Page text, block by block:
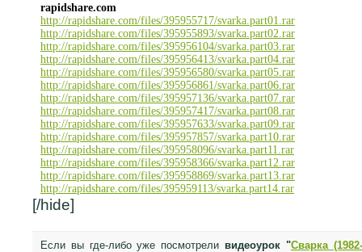
rapidshare.com
http://rapidshare.com/files/395955717/svarka.part01.rar
http://rapidshare.com/files/395955893/svarka.part02.rar
http://rapidshare.com/files/395956104/svarka.part03.rar
http://rapidshare.com/files/395956413/svarka.part04.rar
http://rapidshare.com/files/395956580/svarka.part05.rar
http://rapidshare.com/files/395956861/svarka.part06.rar
http://rapidshare.com/files/395957136/svarka.part07.rar
http://rapidshare.com/files/395957417/svarka.part08.rar
http://rapidshare.com/files/395957633/svarka.part09.rar
http://rapidshare.com/files/395957857/svarka.part10.rar
http://rapidshare.com/files/395958096/svarka.part11.rar
http://rapidshare.com/files/395958366/svarka.part12.rar
http://rapidshare.com/files/395958869/svarka.part13.rar
http://rapidshare.com/files/395959113/svarka.part14.rar
[/hide]
Если вы где-либо уже посмотрели видеоурок "Сварка